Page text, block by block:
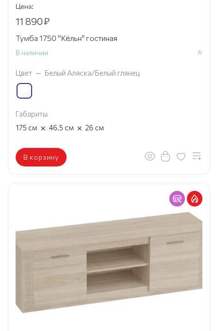
Цена:
11 890₽
Тумба 1750 "Кёльн" гостиная
В наличии
Цвет — Белый Аляска/Белый глянец
Габариты
175 см × 46.5 см × 26 см
В корзину